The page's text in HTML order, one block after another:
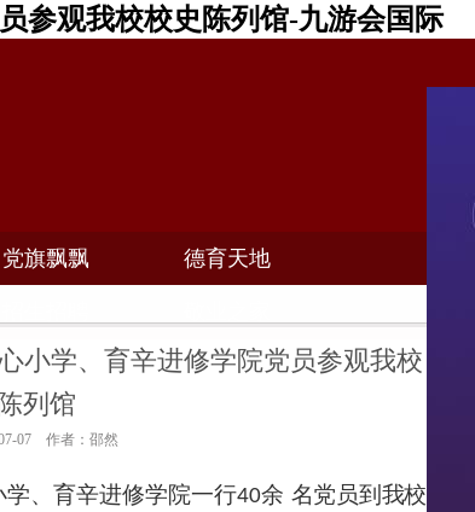
参观我校校史陈列馆-九游会国际
党旗飘飘 德育天地
小学、育辛进修学院党员参观我校
列馆
07 作者：邵然
学、育辛进修学院一行40余 名党员到我校